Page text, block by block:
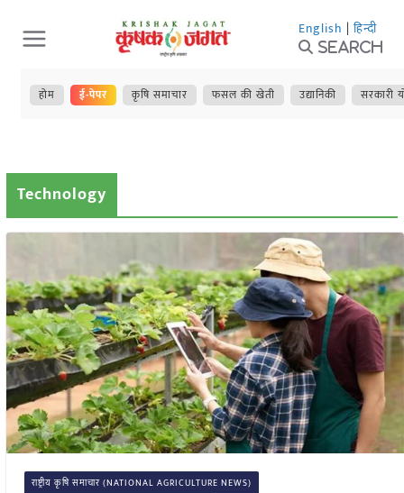
Skip
to
content
English | हिन्दी
Search
होम ई-पेपर कृषि समाचार फसल की खेती उद्यानिकी सरकारी
Technology
राष्ट्रीय कृषि समाचार (NATIONAL AGRICULTURE NEWS)